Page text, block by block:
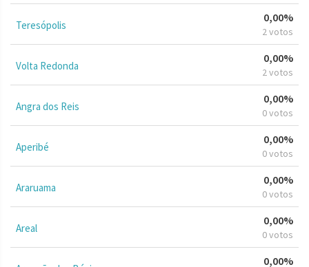
Teresópolis
0,00%
2 votos
Volta Redonda
0,00%
2 votos
Angra dos Reis
0,00%
0 votos
Aperibé
0,00%
0 votos
Araruama
0,00%
0 votos
Areal
0,00%
0 votos
0,00%